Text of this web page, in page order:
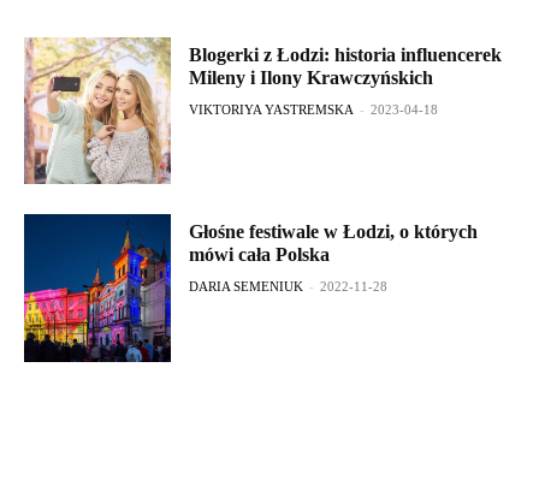
Blogerki z Łodzi: historia influencerek
Mileny i Ilony Krawczyńskich
VIKTORIYA YASTREMSKA - 2023-04-18
Głośne festiwale w Łodzi, o których
mówi cała Polska
DARIA SEMENIUK - 2022-11-28